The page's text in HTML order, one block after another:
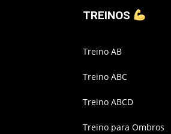
TREINOS
Treino AB
Treino ABC
Treino ABCD
Treino para Ombros